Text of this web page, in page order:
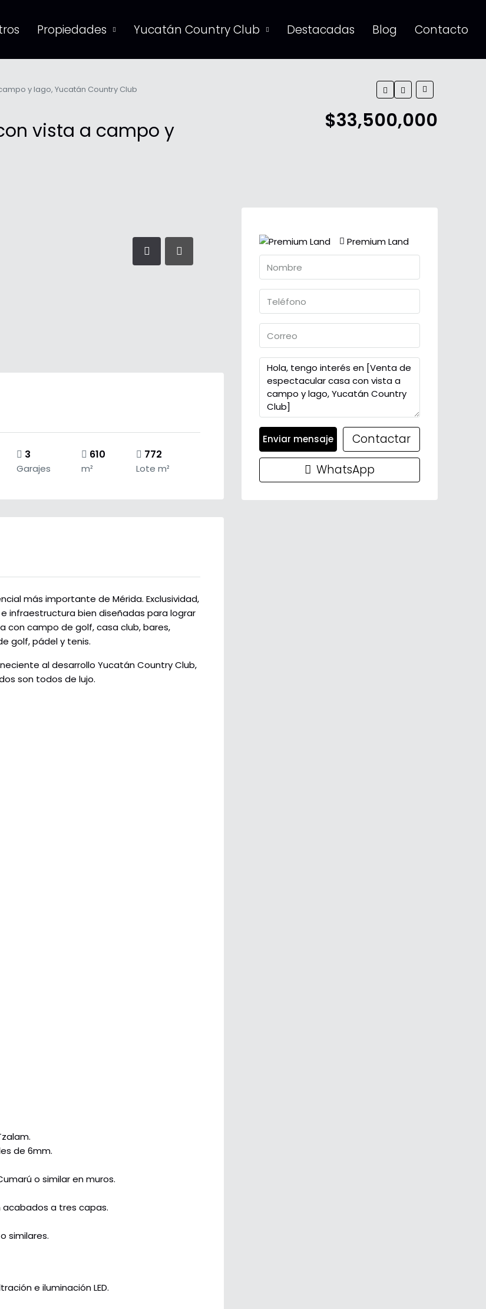
Propiedades Yucatán Country Club Destacadas Blog Contacto
y lago, Yucatán Country Club
vista a campo y
$33,500,000
3
Garajes
610
m²
772
Lote m²
más importante de Mérida. Exclusividad,
infraestructura bien diseñadas para lograr
con campo de golf, casa club, bares,
golf, pádel y tenis.
al desarrollo Yucatán Country Club,
son todos de lujo.
de 6mm.
o similar en muros.
a tres capas.
similares.
e iluminación LED.
Premium Land
Enviar mensaje
Contactar
WhatsApp